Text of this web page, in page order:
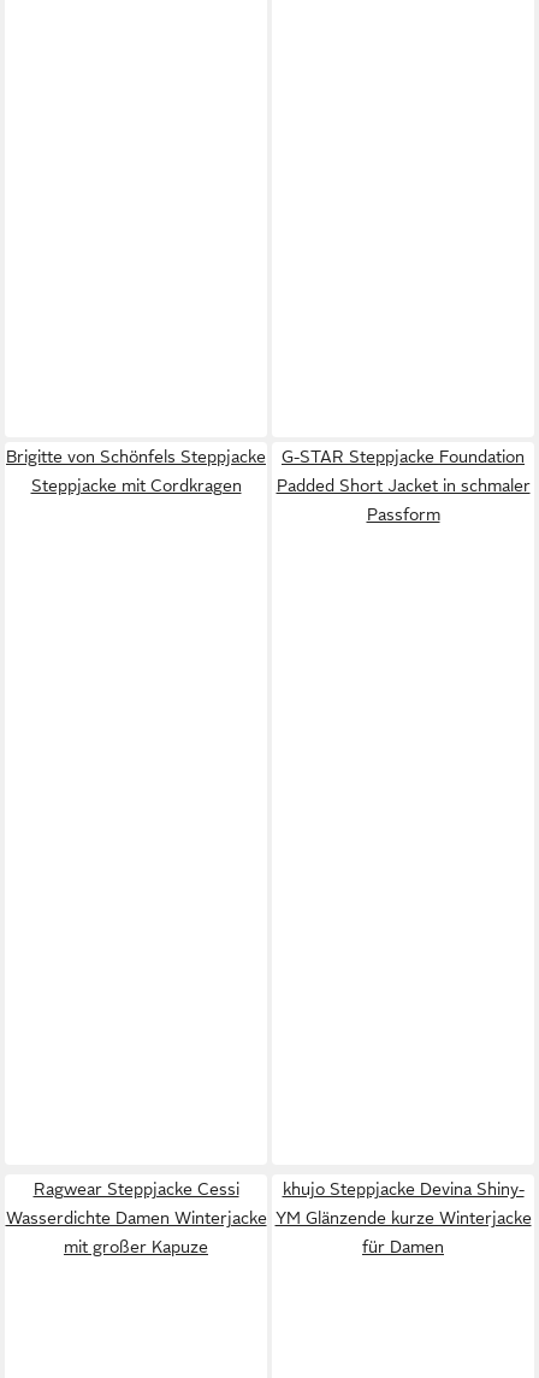
Brigitte von Schönfels Steppjacke
Steppjacke mit Cordkragen
G-STAR Steppjacke Foundation
Padded Short Jacket in schmaler
Passform
Ragwear Steppjacke Cessi
Wasserdichte Damen Winterjacke
mit großer Kapuze
khujo Steppjacke Devina Shiny-
YM Glänzende kurze Winterjacke
für Damen